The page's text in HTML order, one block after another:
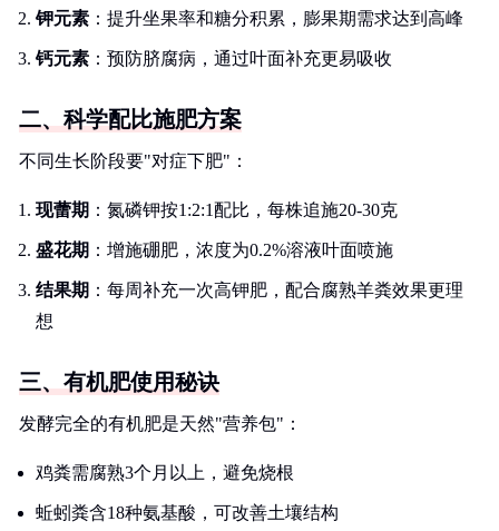
钾元素 ：提升坐果率和糖分积累，膨果期需求达到高峰
钙元素 ：预防脐腐病，通过叶面补充更易吸收
二、科学配比施肥方案
不同生长阶段要"对症下肥"：
现蕾期 ：氮磷钾按1:2:1配比，每株追施20-30克
盛花期 ：增施硼肥，浓度为0.2%溶液叶面喷施
结果期 ：每周补充一次高钾肥，配合腐熟羊粪效果更理
想
三、有机肥使用秘诀
发酵完全的有机肥是天然"营养包"：
鸡粪需腐熟3个月以上，避免烧根
蚯蚓粪含18种氨基酸，可改善土壤结构